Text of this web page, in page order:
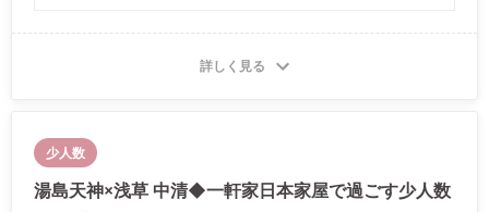
詳しく見る
少人数
湯島天神×浅草 中清◆一軒家日本家屋で過ごす少人数